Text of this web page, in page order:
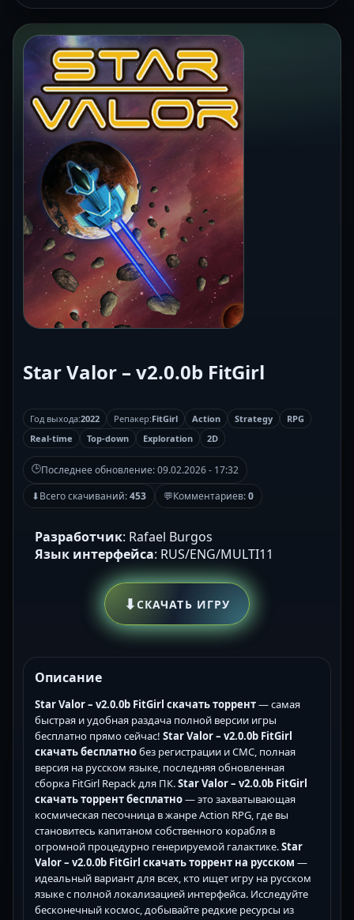
Star Valor – v2.0.0b FitGirl
Год выхода:2022 Репакер:FitGirl Action Strategy
RPG
Real-time
Top-down Exploration 2D
🕒Последнее обновление:09.02.2026 - 17:32
⬇Всего скачиваний:453 💬Комментариев:0
Разработчик: Rafael Burgos
Язык интерфейса: RUS/ENG/MULTI11
⬇СКАЧАТЬ ИГРУ
Описание
Star Valor – v2.0.0b FitGirl скачать торрент— самая
быстрая и удобная раздача полной версии игры
бесплатно прямо сейчас! Star Valor – v2.0.0b FitGirl
скачать бесплатнобез регистрации и СМС, полная
версия на русском языке, последняя обновленная
сборка FitGirl Repack для ПК.Star Valor – v2.0.0b FitGirl
скачать торрент бесплатно— это захватывающая
космическая песочница в жанре Action RPG, где вы
становитесь капитаном собственного корабля в
огромной процедурно генерируемой галактике.Star
Valor – v2.0.0b FitGirl скачать торрент на русском —
идеальный вариант для всех, кто ищет игру на русском
языке с полной локализацией интерфейса. Исследуйте
бесконечный космос, добывайте редкие ресурсы из